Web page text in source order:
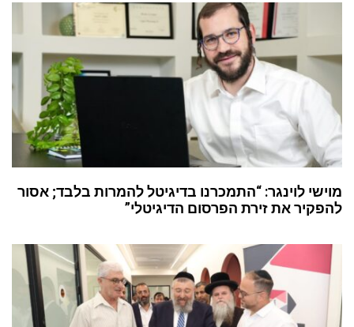
מוישי לוינגר: “התמכרנו בדיגיטל להמרות בלבד; אסור
להפקיר את זירת הפרסום הדיגיטלי”